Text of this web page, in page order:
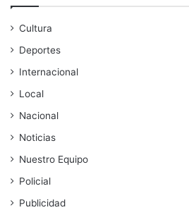
Cultura
Deportes
Internacional
Local
Nacional
Noticias
Nuestro Equipo
Policial
Publicidad